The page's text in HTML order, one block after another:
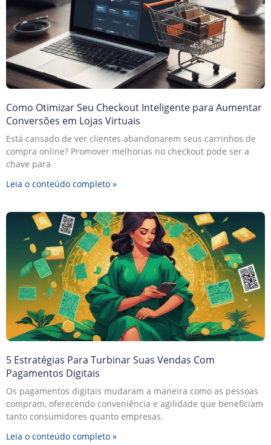
Como Otimizar Seu Checkout Inteligente para Aumentar
Conversões em Lojas Virtuais
Está cansado de ver clientes abandonarem seus carrinhos de
compra online? Promover melhorias no checkout pode ser a
chave para
Leia o conteúdo completo »
5 Estratégias Para Turbinar Suas Vendas Com
Pagamentos Digitais
Os pagamentos digitais mudaram a maneira como as pessoas
compram, oferecendo conveniência e agilidade que beneficiam
tanto consumidores quanto empresas.
Leia o conteúdo completo »